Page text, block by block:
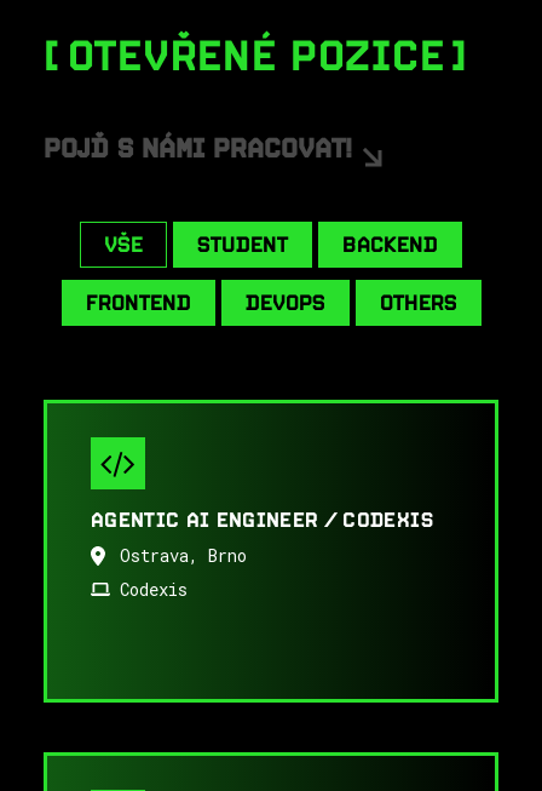
OTEVŘENÉ POZICE
POJĎ S NÁMI PRACOVAT!
VŠE STUDENT BACKEND
FRONTEND DEVOPS OTHERS
AGENTIC AI ENGINEER / CODEXIS
Ostrava, Brno
Codexis